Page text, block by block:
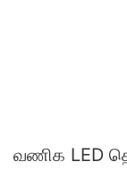
வணிக LED